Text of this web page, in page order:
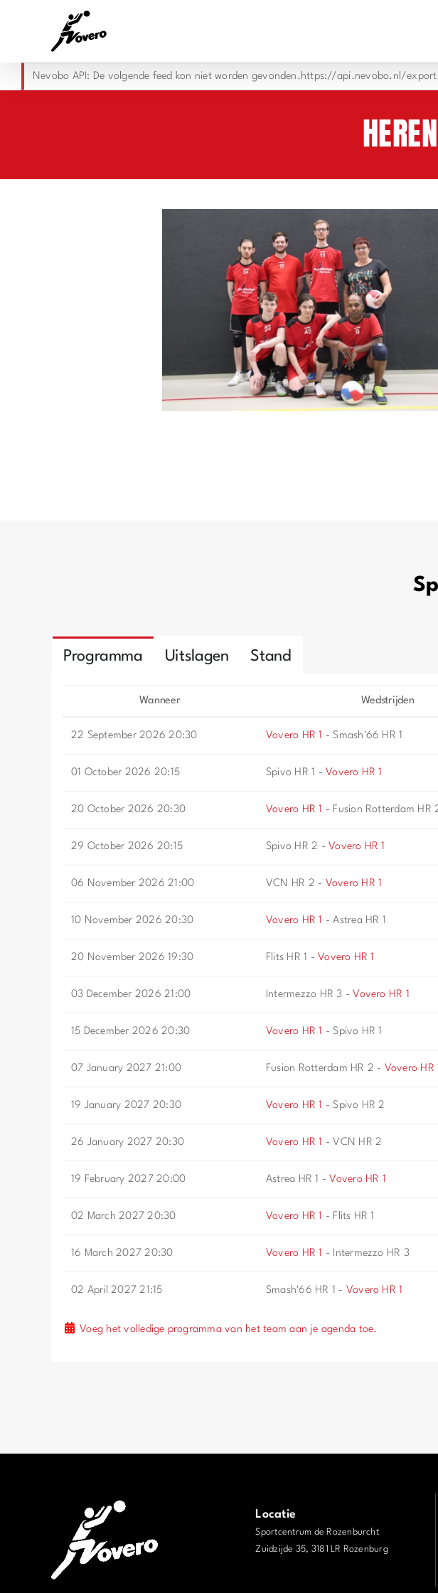
Nevobo API: De volgende feed kon niet worden gevonden.https://api.nevobo.nl/
Programma Uitslagen Stand
Wanneer Wedstrijden
22 September 2026 20:30 Vovero HR 1 - Smash'66 HR 1
01 October 2026 20:15 Spivo HR 1 - Vovero HR 1
20 October 2026 20:30 Vovero HR 1 - Fusion Rotterdam HR
29 October 2026 20:15 Spivo HR 2 - Vovero HR 1
06 November 2026 21:00 VCN HR 2 - Vovero HR 1
10 November 2026 20:30 Vovero HR 1 - Astrea HR 1
20 November 2026 19:30 Flits HR 1 - Vovero HR 1
03 December 2026 21:00 Intermezzo HR 3 - Vovero HR 1
15 December 2026 20:30 Vovero HR 1 - Spivo HR 1
07 January 2027 21:00 Fusion Rotterdam HR 2 - Vovero HR
19 January 2027 20:30 Vovero HR 1 - Spivo HR 2
26 January 2027 20:30 Vovero HR 1 - VCN HR 2
19 February 2027 20:00 Astrea HR 1 - Vovero HR 1
02 March 2027 20:30 Vovero HR 1 - Flits HR 1
16 March 2027 20:30 Vovero HR 1 - Intermezzo HR 3
02 April 2027 21:15 Smash'66 HR 1 - Vovero HR 1
Voeg het volledige programma van het team aan je agenda toe.
Locatie
Sportcentrum de Rozenburcht
Zuidzijde 35, 3181 LR Rozenburg